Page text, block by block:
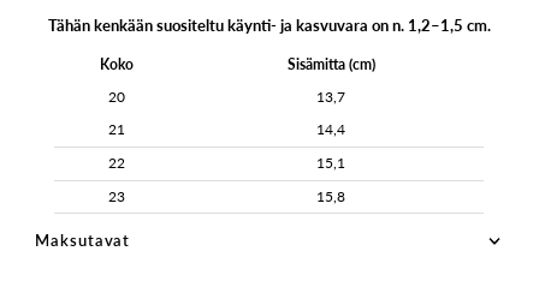
Tähän kenkään suositeltu käynti- ja kasvuvara on n. 1,2–1,5 cm.
Koko
Sisämitta (cm)
20
13,7
21
14,4
22
15,1
23
15,8
Maksutavat